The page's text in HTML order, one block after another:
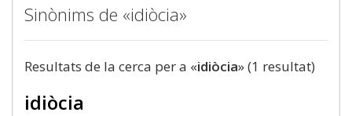
Sinònims de «idiòcia»
Resultats de la cerca per a «idiòcia» (1 resultat)
idiòcia